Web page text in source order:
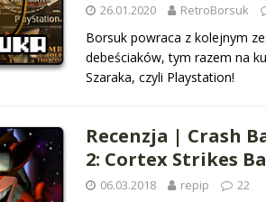
26.01.2020 RetroBorsuk
Borsuk powraca z kolejnym
debeściaków, tym razem na
Szaraka, czyli Playstation!
Recenzja | Crash
2: Cortex Strikes
06.03.2018 repip 22